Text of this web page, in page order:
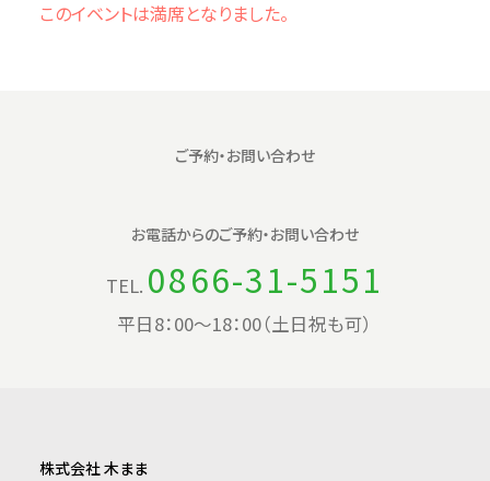
このイベントは満席となりました。
ご予約・お問い合わせ
お電話からのご予約・お問い合わせ
TEL. 0866-31-5151
平日8：00〜18：00（土日祝も可）
株式会社 木まま